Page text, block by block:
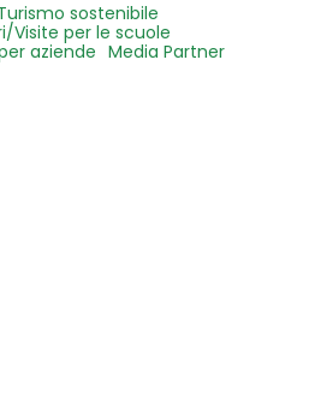
sostenibile
Visite per le scuole
aziende Media Partner